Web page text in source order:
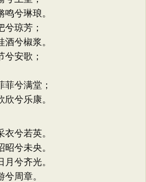
兮琳琅。
琼芳；
兮椒浆。
安歌；
菲兮满堂；
兮乐康。
兮若英。
兮未央。
兮齐光。
周章。